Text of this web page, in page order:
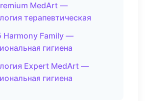
MedArt —
терапевтическая
Family —
гигиена
Expert MedArt —
гигиена